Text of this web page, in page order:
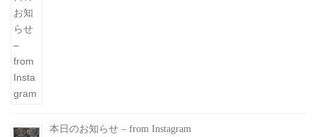
本日のお知らせ – from Instagram